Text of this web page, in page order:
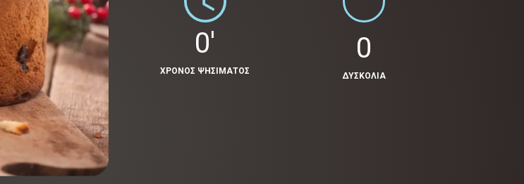
0'
ΧΡΟΝΟΣ ΨΗΣΙΜΑΤΟΣ
0
ΔΥΣΚΟΛΙΑ